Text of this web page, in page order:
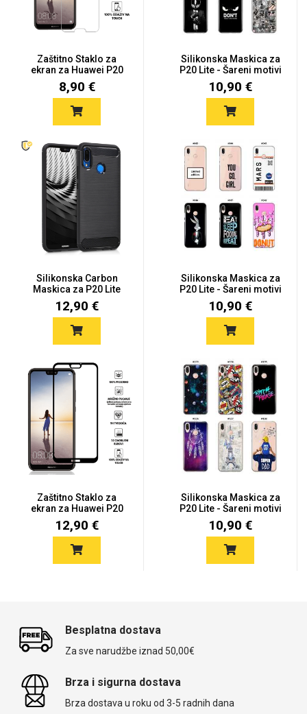
Zaštitno Staklo za
ekran za Huawei P20
Lite (2...
8,90 €
Silikonska Maskica za
P20 Lite - Šareni motivi
10,90 €
Silikonska Carbon
Maskica za P20 Lite
12,90 €
Silikonska Maskica za
P20 Lite - Šareni motivi
10,90 €
Zaštitno Staklo za
ekran za Huawei P20
Lite (3...
12,90 €
Silikonska Maskica za
P20 Lite - Šareni motivi
10,90 €
Besplatna dostava
Za sve narudžbe iznad 50,00€
Brza i sigurna dostava
Brza dostava u roku od 3-5 radnih dana